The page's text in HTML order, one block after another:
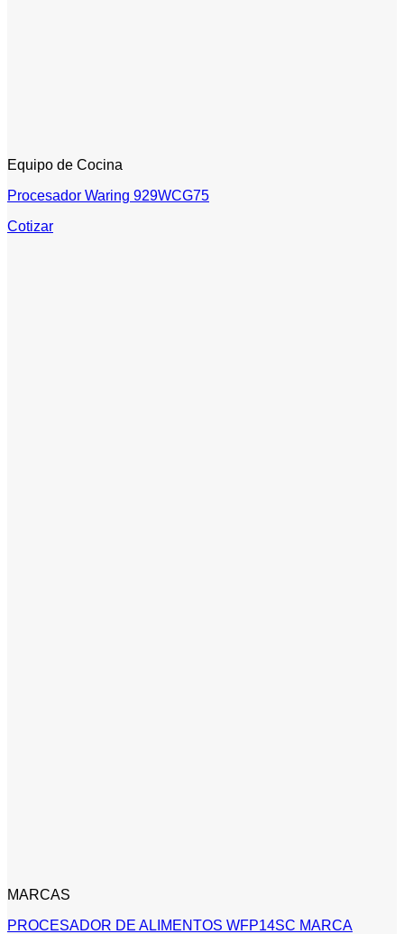
Equipo de Cocina
Procesador Waring 929WCG75
Cotizar
MARCAS
PROCESADOR DE ALIMENTOS WFP14SC MARCA